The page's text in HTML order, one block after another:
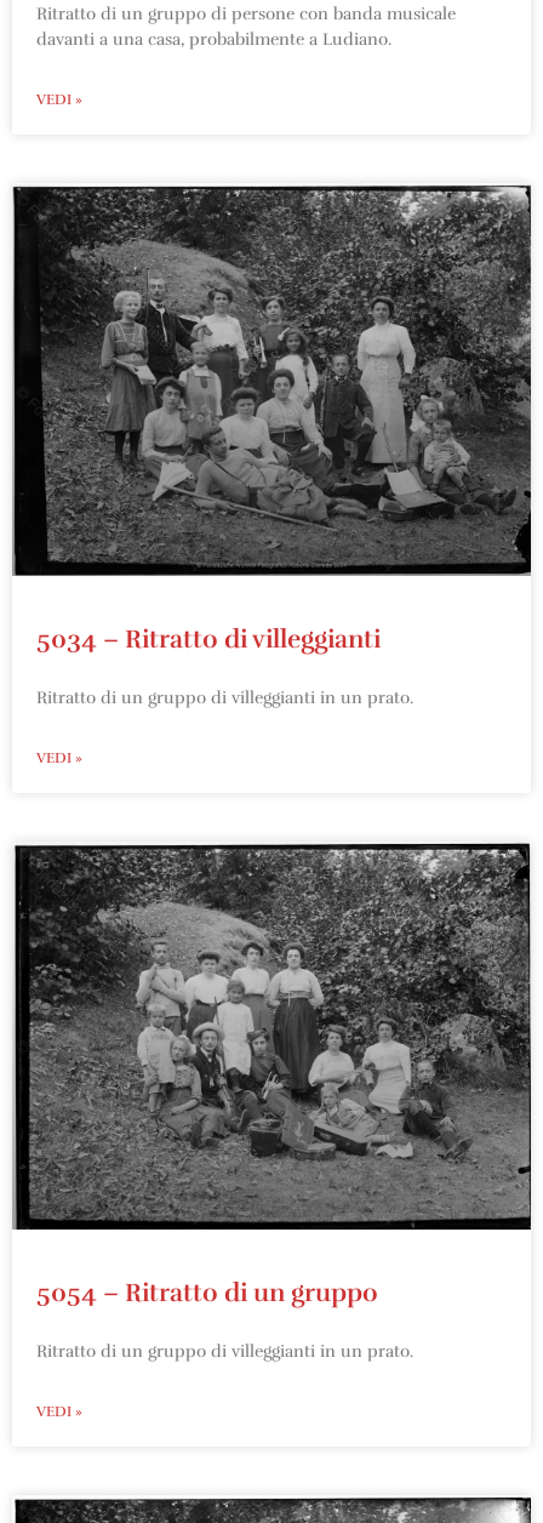
Ritratto di un gruppo di persone con banda musicale
davanti a una casa, probabilmente a Ludiano.
VEDI »
5034 – Ritratto di villeggianti
Ritratto di un gruppo di villeggianti in un prato.
VEDI »
5054 – Ritratto di un gruppo
Ritratto di un gruppo di villeggianti in un prato.
VEDI »